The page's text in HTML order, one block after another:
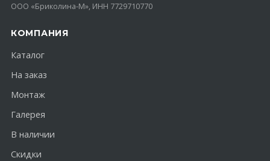
ООО «Бриколина-М», ИНН 7729710770
КОМПАНИЯ
Каталог
На заказ
Монтаж
Галерея
В наличии
Скидки